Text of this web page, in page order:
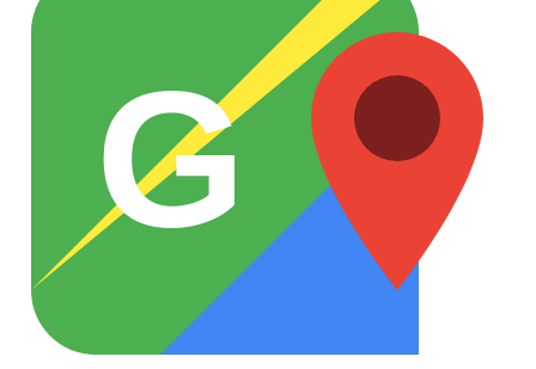
G